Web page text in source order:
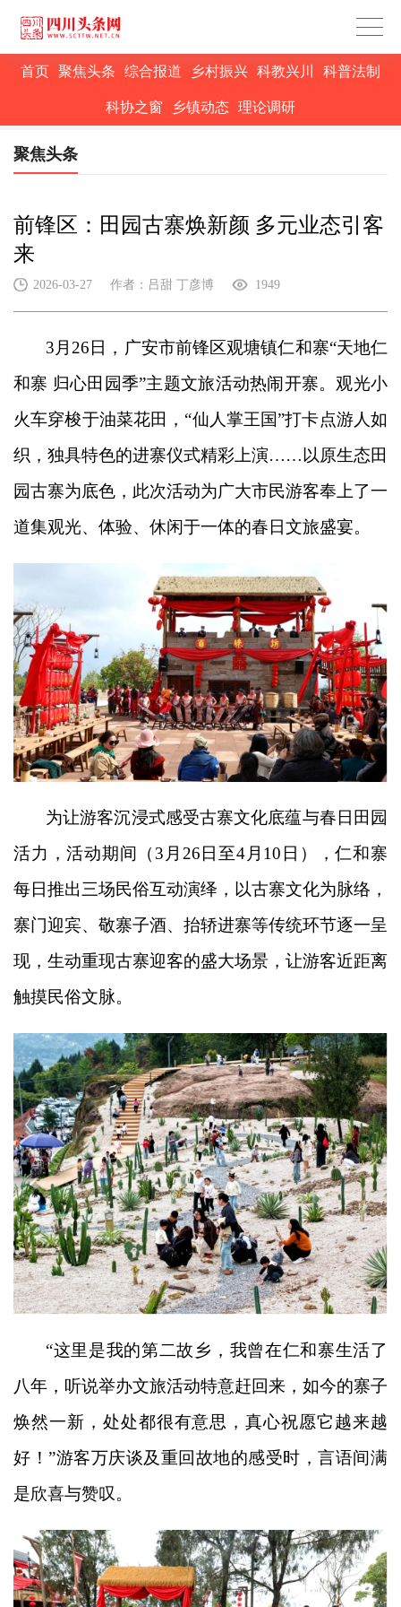
首页 聚焦头条 综合报道 乡村振兴 科教兴川 科普法制
科协之窗 乡镇动态 理论调研
聚焦头条
前锋区：田园古寨焕新颜 多元业态引客
来
2026-03-27 作者：吕甜 丁彦博 1949
3月26日， 广安市前锋区观塘镇仁和寨“天地仁
和寨 归心田园季”主题文旅活动热闹开寨。观光小
火车穿梭于油菜花田，“仙人掌王国”打卡点游人如
织，独具特色的进寨仪式精彩上演……以原生态田
园古寨为底色，此次活动为广大市民游客奉上了一
道集观光、体验、休闲于一体的春日文旅盛宴。
为让游客沉浸式感受古寨文化底蕴与春日田园
活力，活动期间（ 3月26日至4月10日），仁和寨
每日推出三场民俗互动演绎，以古寨文化为脉络，
寨门迎宾、敬寨子酒、抬轿进寨等传统环节逐一呈
现，生动重现古寨迎客的盛大场景，让游客近距离
触摸民俗文脉。
“这里是我的第二故乡，我曾在仁和寨生活了
八年，听说举办文旅活动特意赶回来，如今的寨子
焕然一新，处处都很有意思，真心祝愿它越来越
好！”游客万庆谈及重回故地的感受时，言语间满
是欣喜与赞叹。